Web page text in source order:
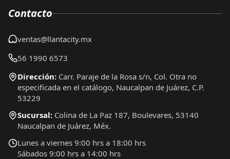
Contacto
ventas@llantacity.mx
56 1990 6573
Dirección: Carr. Paraje de la Rosa s/n, Col. Otra no
especificada en el catálogo, Naucalpan de Juárez, C.P.
53229
Sucursal: Colina de La Paz 187, Boulevares, 53140
Naucalpan de Juárez, Méx.
Lunes a viernes 9:00 hrs a 18:00 hrs
Sábados 9:00 hrs a 14:00 hrs